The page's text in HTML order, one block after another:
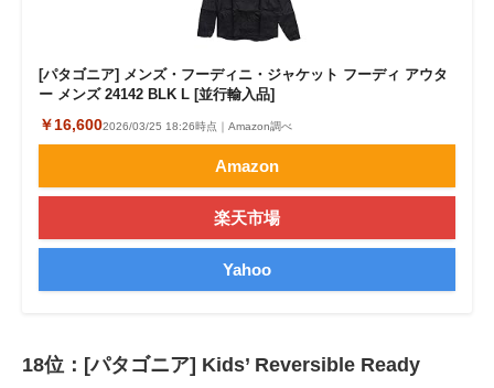
[パタゴニア] メンズ・フーディニ・ジャケット フーディ アウタ
ー メンズ 24142 BLK L [並行輸入品]
￥16,6002026/03/25 18:26時点｜Amazon調べ
Amazon
楽天市場
Yahoo
18位：[パタゴニア] Kids’ Reversible Ready